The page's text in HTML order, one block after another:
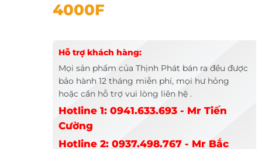
4000F
Hỗ trợ khách hàng:
Mọi sản phẩm của Thịnh Phát bán ra đều được
bảo hành 12 tháng miễn phí, mọi hư hỏng
hoặc cần hỗ trợ vui lòng liên hệ .
Hotline 1: 0941.633.693 - Mr Tiến
Cường
Hotline 2: 0937.498.767 - Mr Bắc